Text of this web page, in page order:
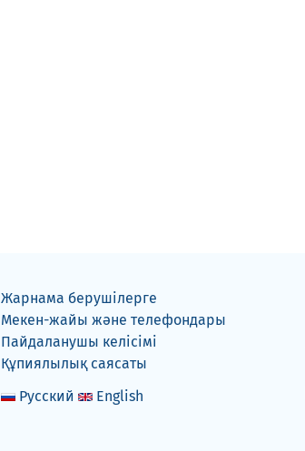
Жарнама берушілерге
Мекен-жайы және телефондары
Пайдаланушы келісімі
Құпиялылық саясаты
Русский
English